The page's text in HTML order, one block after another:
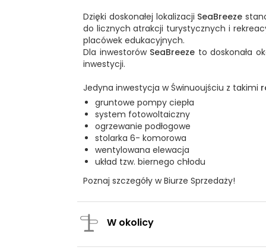
Dzięki doskonałej lokalizacji SeaBreeze
do licznych atrakcji turystycznych i
placówek edukacyjnych.
Dla inwestorów SeaBreeze to doskonała
inwestycji.
Jedyna inwestycja w Świnuoujściu z takimi
gruntowe pompy ciepła
system fotowoltaiczny
ogrzewanie podłogowe
stolarka 6- komorowa
wentylowana elewacja
układ tzw. biernego chłodu
Poznaj szczegóły w Biurze Sprzedaży!
W okolicy